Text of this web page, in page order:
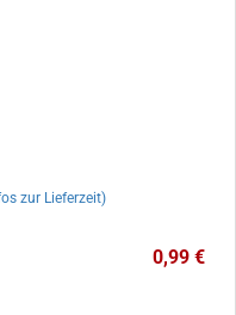
zur Lieferzeit)
0,99 €